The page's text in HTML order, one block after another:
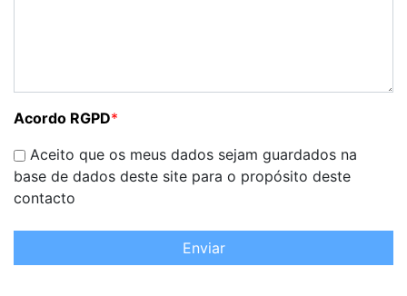
Acordo RGPD*
Aceito que os meus dados sejam guardados na
base de dados deste site para o propósito deste
contacto
Enviar